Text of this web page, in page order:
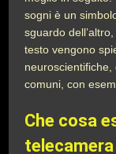
sogni è un
sguardo
testo vengono
comuni, con
Che cosa
telecamera